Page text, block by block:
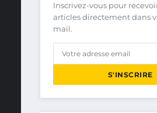
Inscrivez-vous pour
articles directement dans
mail.
S'INSCRIRE